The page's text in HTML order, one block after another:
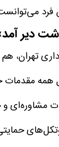
دیر
تهران، هم
همه